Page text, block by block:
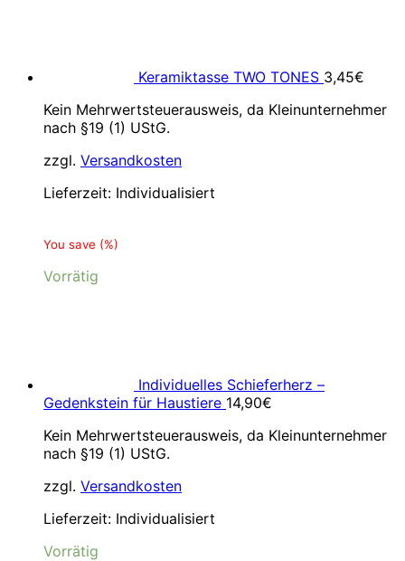
Keramiktasse TWO TONES 3,45€
Kein Mehrwertsteuerausweis, da Kleinunternehmer
nach §19 (1) UStG.
zzgl. Versandkosten
Lieferzeit: Individualisiert
You save (%)
Vorrätig
Individuelles Schieferherz –
Gedenkstein für Haustiere 14,90€
Kein Mehrwertsteuerausweis, da Kleinunternehmer
nach §19 (1) UStG.
zzgl. Versandkosten
Lieferzeit: Individualisiert
Vorrätig